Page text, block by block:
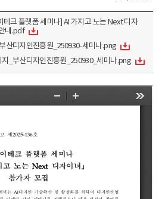
테크 플랫폼 세미나] AI 가지고 노는 Next 디자
내.pdf
산디자인진흥원_250930-세미나.png
지_부산디자인진흥원_250930_세미나.png